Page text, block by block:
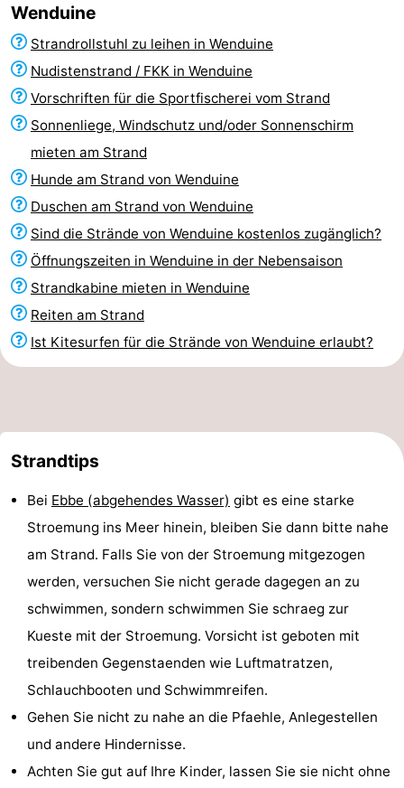
Wenduine
Strandrollstuhl zu leihen in Wenduine
Nudistenstrand / FKK in Wenduine
Vorschriften für die Sportfischerei vom Strand
Sonnenliege, Windschutz und/oder Sonnenschirm
mieten am Strand
Hunde am Strand von Wenduine
Duschen am Strand von Wenduine
Sind die Strände von Wenduine kostenlos zugänglich?
Öffnungszeiten in Wenduine in der Nebensaison
Strandkabine mieten in Wenduine
Reiten am Strand
Ist Kitesurfen für die Strände von Wenduine erlaubt?
Strandtips
Bei Ebbe (abgehendes Wasser) gibt es eine starke
Stroemung ins Meer hinein, bleiben Sie dann bitte nahe
am Strand. Falls Sie von der Stroemung mitgezogen
werden, versuchen Sie nicht gerade dagegen an zu
schwimmen, sondern schwimmen Sie schraeg zur
Kueste mit der Stroemung. Vorsicht ist geboten mit
treibenden Gegenstaenden wie Luftmatratzen,
Schlauchbooten und Schwimmreifen.
Gehen Sie nicht zu nahe an die Pfaehle, Anlegestellen
und andere Hindernisse.
Achten Sie gut auf Ihre Kinder, lassen Sie sie nicht ohne